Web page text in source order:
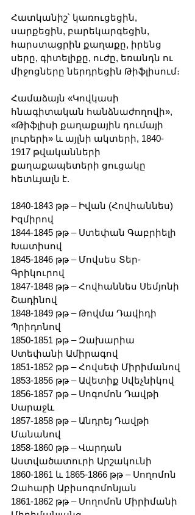
Հատկանիշ՝ կառուցեցին,
սարքեցին, բարեկարգեցին,
հարստացրին քաղաքը, իրենց
սերը, գիտելիքը, ուժը, եռանդն ու
միջոցները ներդրեցին Թիֆլիսում։
Համաձայն «Կովկասի
հնագիտական ​​հանձնաժողովի»,
«Թիֆլիսի քաղաքային դումայի
լուրերի» և այլնի ակտերի, 1840-
1917 թվականների
քաղաքապետերի ցուցակը
հետևյալն է.
1840-1843 թթ – Իվան (Հովհաննես)
Իզմիրով
1844-1845 թթ – Ստեփան Գաբրիելի
Խատիսով
1845-1846 թթ – Մովսես Տեր-
Գրիկուրով
1847-1848 թթ – Հովհաննես Սեմյոնի
Շադինով
1848-1849 թթ – Թովմա Դավիդի
Պրիդոնով
1850-1851 թթ – Զախարիա
Ստեփանի Ամիրագով
1851-1852 թթ – Հովսեփ Միրիմանով
1853-1856 թթ – Ավետիք Սվեչնիկով
1856-1857 թթ – Սոգոմոն Դավթի
Սարաջև
1857-1858 թթ – Անդրեյ Դավթի
Մանանով
1858-1860 թթ – Վարդան
Աստվածատուրի Արշակունի
1860-1861 և 1865-1866 թթ – Սողոմոն
Զահարի Աբիսոգոմոնյան
1861-1862 թթ – Սողոմոն Միրիմանի